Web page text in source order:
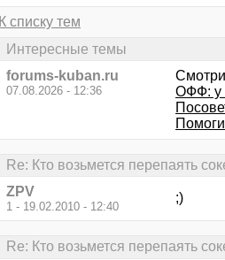
К списку тем
Интересные темы
forums-kuban.ru
07.08.2026 - 12:36
ОФФ: у
Re: Кто возьмется перепаять
ZPV
1 - 19.02.2010 - 12:40
;)
Re: Кто возьмется перепаять